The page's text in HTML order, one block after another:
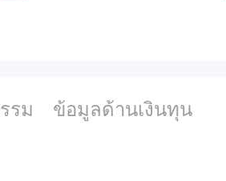
รม ข้อมูลด้านเงินทุน